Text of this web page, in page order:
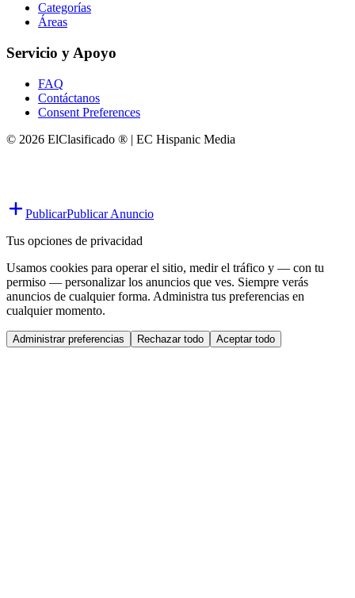
Categorías
Áreas
Servicio y Apoyo
FAQ
Contáctanos
Consent Preferences
© 2026 ElClasificado ® | EC Hispanic Media
PublicarPublicar Anuncio
Tus opciones de privacidad
Usamos cookies para operar el sitio, medir el tráfico y — con tu
permiso — personalizar los anuncios que ves. Siempre verás
anuncios de cualquier forma. Administra tus preferencias en
cualquier momento.
Administrar preferencias Rechazar todo Aceptar todo